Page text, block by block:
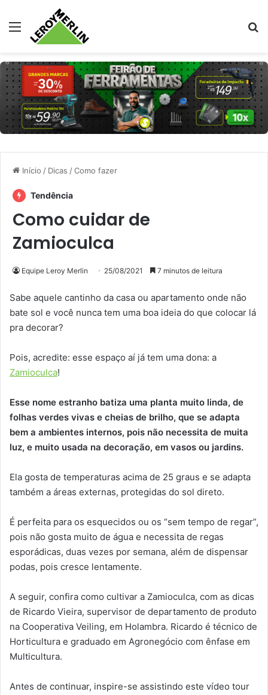
Menu
Início / Dicas /Como fazer
Tendência
Como cuidar de
Zamioculca
Equipe Leroy Merlin 25/08/2021 7 minutos de leitura
Sabe aquele cantinho da casa ou apartamento onde não
bate sol e você nunca tem uma boa ideia do que colocar lá
pra decorar?
Pois, acredite: esse espaço aí já tem uma dona: a
Zamioculca!
Esse nome estranho batiza uma planta muito linda, de
folhas verdes vivas e cheias de brilho, que se adapta
bem a ambientes internos, pois não necessita de muita
luz, e muito usada na decoração, em vasos ou jardins.
Ela gosta de temperaturas acima de 25 graus e se adapta
também a áreas externas, protegidas do sol direto.
É perfeita para os esquecidos ou os “sem tempo de regar”,
pois não gosta muito de água e necessita de regas
esporádicas, duas vezes por semana, além de dispensar
podas, pois cresce lentamente.
A seguir, confira como cultivar a Zamioculca, com as dicas
de Ricardo Vieira, supervisor de departamento de produto
na Cooperativa Veiling, em Holambra. Ricardo é técnico de
Horticultura e graduado em Agronegócio com ênfase em
Multicultura.
Antes de continuar, inspire-se assistindo este vídeo tour